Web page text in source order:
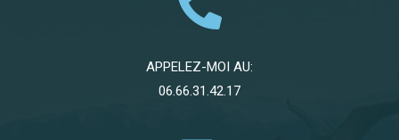
APPELEZ-MOI AU:
06.66.31.42.17